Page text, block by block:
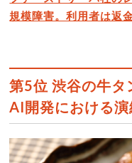
規模障害。利用者は返
第5位 渋谷の牛タ
AI開発における